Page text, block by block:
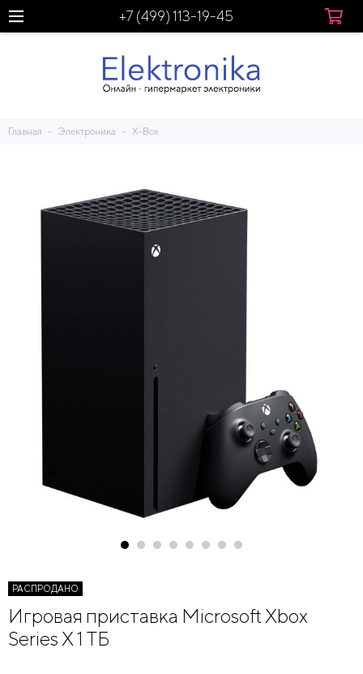
+7 (499) 113-19-45
Главная Электроника X-Box
РАСПРОДАНО
Игровая приставка Microsoft Xbox
Series X 1 ТБ